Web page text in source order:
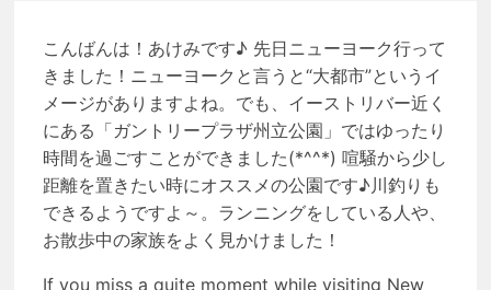
こんばんは！あけみです♪ 先日ニューヨーク行って
きました！ニューヨークと言うと“大都市”というイ
メージがありますよね。でも、イーストリバー近く
にある「ガントリープラザ州立公園」ではゆったり
時間を過ごすことができました(*^^*) 喧騒から少し
距離を置きたい時にオススメの公園です♪川釣りも
できるようですよ～。ランニングをしている人や、
お散歩中の家族をよく見かけました！
If you miss a quite moment while visiting New